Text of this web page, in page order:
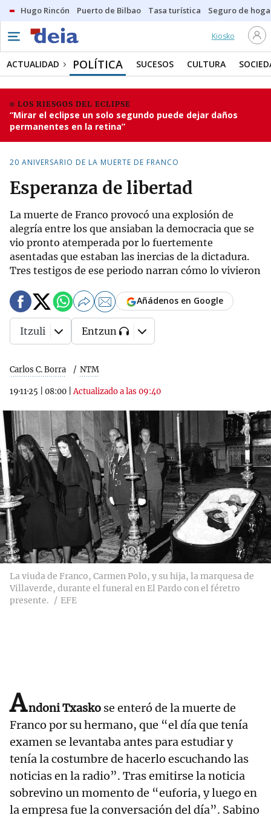
Hugo Rincón Puerto de Bilbao Tasa turística Seguro de
Kiosko
ACTUALIDAD POLÍTICA SUCESOS CULTURA
LOS RIESGOS DEL ECLIPSE
“Mirar el eclipse un solo segundo puede dejar daños
permanentes en la retina”
20 ANIVERSARIO DE LA MUERTE DE FRANCO
Esperanza de libertad
La muerte de Franco provocó una explosión de
alegría entre los que ansiaban la democracia que se
vio pronto atemperada por lo fuertemente
asentadas que estaban las inercias de la dictadura.
Tres testigos de ese periodo narran cómo lo vivieron
Carlos C. Borra NTM
19·11·25 08:00 |Actualizado a las 09:40
Añádenos en Google
Itzuli Entzun
La viuda de Franco, Carmen Polo, y su hija, la marquesa de
Villaverde, durante el funeral en El Pardo con el féretro
presente.
EFE
Andoni Txasko se enteró de la muerte de
Franco por su hermano, que “el día que tenía
examen se levantaba antes para estudiar y
tenía la costumbre de hacerlo escuchando las
noticias en la radio”. Tras emitirse la noticia
sobrevino un momento de “euforia, y luego en
la empresa fue la conversación del día”. Sabino